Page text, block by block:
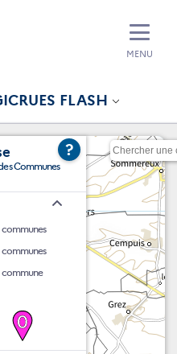
FLASH
MENU
Communes
?
communes
communes
commune
0